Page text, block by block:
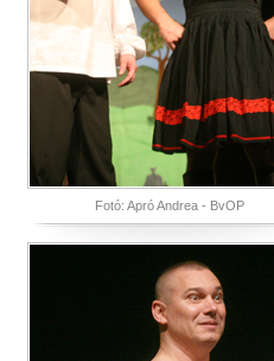
Fotó: Apró Andrea - BvOP